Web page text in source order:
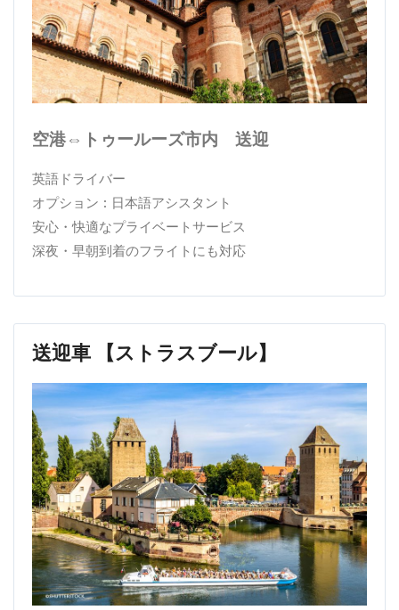
空港⇔トゥールーズ市内 送迎
英語ドライバー
オプション : 日本語アシスタント
安心・快適なプライベートサービス
深夜・早朝到着のフライトにも対応
送迎車 【ストラスブール】